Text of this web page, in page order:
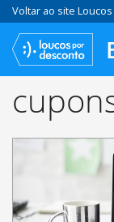
Voltar ao site